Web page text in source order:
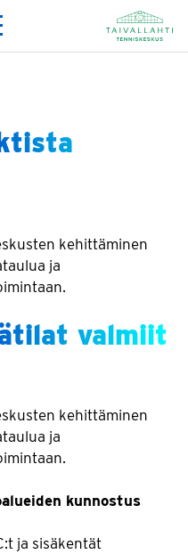
kehittäminen
ja
valmiit
kehittäminen
ja
kunnostus
ja sisäkentät